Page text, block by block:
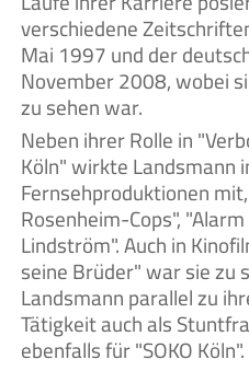
verschiedene
Mai 1997 und der
November 2008, wobei
zu sehen war.
Neben ihrer Rolle in
Köln" wirkte Landsmann
Fernsehproduktionen
Rosenheim-Cops",
Lindström". Auch in
seine Brüder" war sie
Landsmann parallel zu
Tätigkeit auch als
ebenfalls für "SOKO Köln".